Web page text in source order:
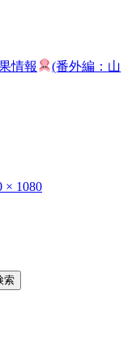
情報
(番外編：山
× 1080
索